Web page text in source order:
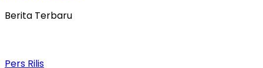
Berita Terbaru
Pers Rilis